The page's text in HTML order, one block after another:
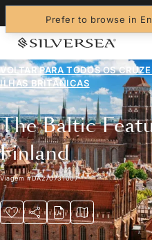
Prefer to browse in
VOLTAR PARA TODOS OS
ILHAS BRITÂNICAS
The Baltic
Finland
Viagem#DA270731007